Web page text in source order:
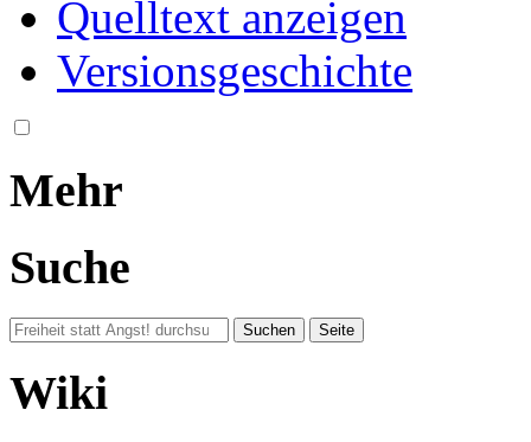
Quelltext anzeigen
Versionsgeschichte
Mehr
Suche
Wiki